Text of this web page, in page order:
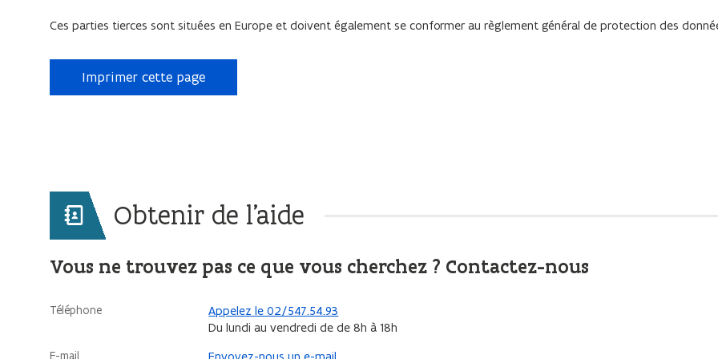
Ces parties tierces sont situées en Europe et doivent également se conformer au règlement général de protection des
Imprimer cette page
Obtenir de l'aide
Vous ne trouvez pas ce que vous cherchez ? Contactez-nous
Téléphone
Appelez le 02/547.54.93
Du lundi au vendredi de de 8h à 18h
E-mail